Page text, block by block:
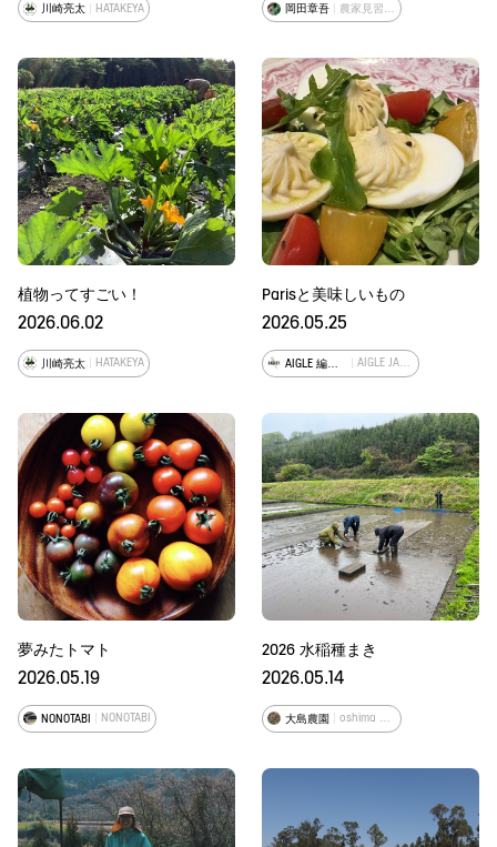
川崎亮太 HATAKEYA 岡田章吾
植物ってすごい！
2026.06.02
川崎亮太 HATAKEYA
Parisと美味しいもの
2026.05.25
AIGLE JAPAN
夢みたトマト
2026.05.19
NONOTABI NONOTABI
2026 水稲種まき
2026.05.14
大島農園